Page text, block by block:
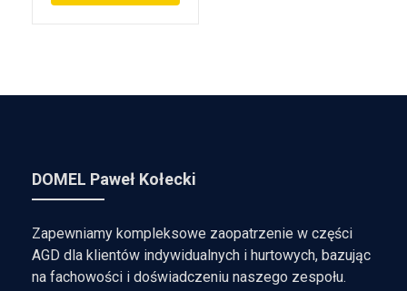
DOMEL Paweł Kołecki
Zapewniamy kompleksowe zaopatrzenie w części
AGD dla klientów indywidualnych i hurtowych, bazując
na fachowości i doświadczeniu naszego zespołu.